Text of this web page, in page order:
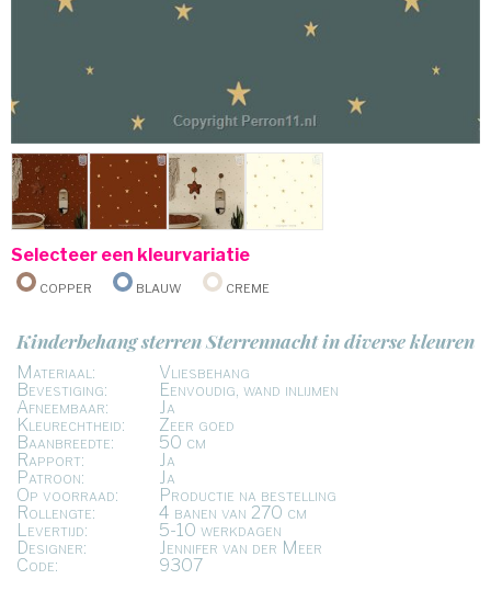
Selecteer een kleurvariatie
Copper
Blauw Creme
Kinderbehang sterren Sterrennacht in diverse kleuren
Materiaal:
Vliesbehang
Bevestiging:
Eenvoudig, wand inlijmen
Afneembaar:
Ja
Kleurechtheid:
Zeer goed
Baanbreedte:
50 cm
Rapport:
Ja
Patroon:
Ja
Op voorraad:
Productie na bestelling
Rollengte:
4 banen van 270 cm
Levertijd:
5-10 werkdagen
Designer:
Jennifer van der Meer
Code:
9307